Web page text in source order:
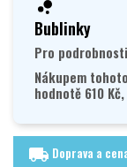
Bublinky
Pro
Nákupem
hodnotě 610
local_shipping Doprava a